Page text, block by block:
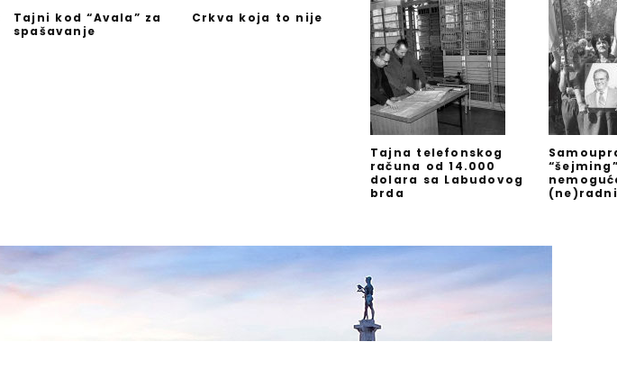
Tajni kod “Avala” za
spašavanje
Crkva koja to nije
Tajna telefonskog
računa od 14.000
dolara sa Labudovog
brda